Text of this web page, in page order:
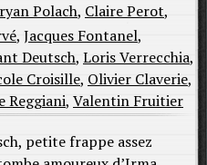
Polach, Claire Perot,
, Jacques Fontanel,
Deutsch, Loris Verrecchia,
Croisille, Olivier Claverie,
Reggiani, Valentin Fruitier
petite frappe assez